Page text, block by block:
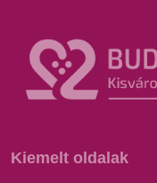
Kiemelt oldalak